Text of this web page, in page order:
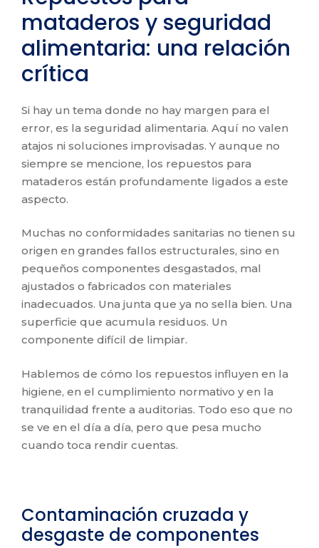
mataderos y seguridad
alimentaria: una relación
crítica
Si hay un tema donde no hay margen para el
error, es la seguridad alimentaria. Aquí no valen
atajos ni soluciones improvisadas. Y aunque no
siempre se mencione, los repuestos para
mataderos están profundamente ligados a este
aspecto.
Muchas no conformidades sanitarias no tienen su
origen en grandes fallos estructurales, sino en
pequeños componentes desgastados, mal
ajustados o fabricados con materiales
inadecuados. Una junta que ya no sella bien. Una
superficie que acumula residuos. Un
componente difícil de limpiar.
Hablemos de cómo los repuestos influyen en la
higiene, en el cumplimiento normativo y en la
tranquilidad frente a auditorias. Todo eso que no
se ve en el día a día, pero que pesa mucho
cuando toca rendir cuentas.
Contaminación cruzada y
desgaste de componentes